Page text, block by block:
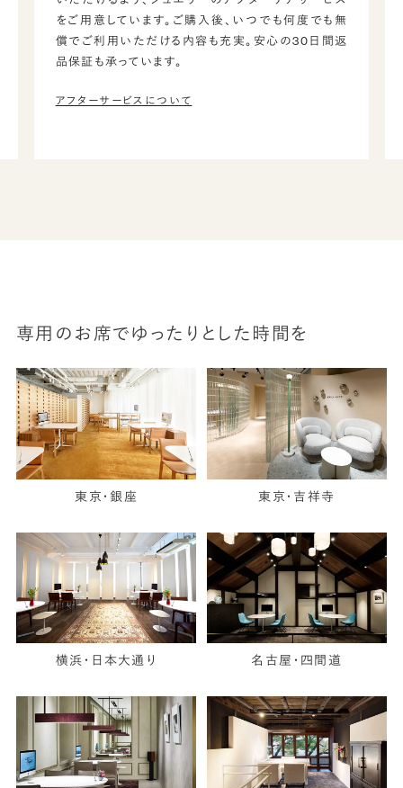
をご用意しています。ご購入後、いつでも何度でも無
償でご利用いただける内容も充実。安心の30日間返
品保証も承っています。
アフターサービスについて
専用のお席でゆったりとした時間を
東京・銀座 東京・吉祥寺
横浜・日本大通り 名古屋・四間道